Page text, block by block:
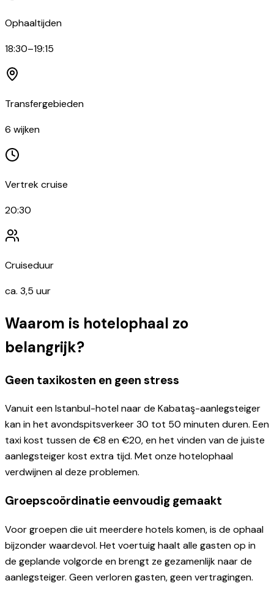
Ophaaltijden
18:30–19:15
Transfergebieden
6 wijken
Vertrek cruise
20:30
Cruiseduur
ca. 3,5 uur
Waarom is hotelophaal zo
belangrijk?
Geen taxikosten en geen stress
Vanuit een Istanbul-hotel naar de Kabataş-aanlegsteiger
kan in het avondspitsverkeer 30 tot 50 minuten duren. Een
taxi kost tussen de €8 en €20, en het vinden van de juiste
aanlegsteiger kost extra tijd. Met onze hotelophaal
verdwijnen al deze problemen.
Groepscoördinatie eenvoudig gemaakt
Voor groepen die uit meerdere hotels komen, is de ophaal
bijzonder waardevol. Het voertuig haalt alle gasten op in
de geplande volgorde en brengt ze gezamenlijk naar de
aanlegsteiger. Geen verloren gasten, geen vertragingen.